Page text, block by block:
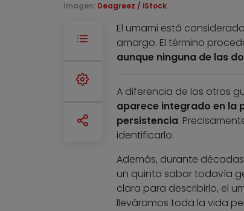
Imagen: Deagreez / iStock
El umami está
amargo. El término
aunque ninguna de las
A diferencia de los otros
aparece integrado en la
persistencia.
identificarlo.
Además, durante
un quinto sabor todavía
clara para describirlo, el
lleváramos toda la vida